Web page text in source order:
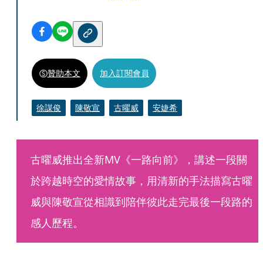
贊助本文 加入訂閱會員
徐謀俊 陳敬宣 古曜威 安婕希
古曜威推出全新MV《一路向前》，講述一段關
於跨越時空的愛情故事，用清新的手法描寫古曜
威與陳敬宣從相識到陪伴彼此走完最後一段路的
感人歷程。